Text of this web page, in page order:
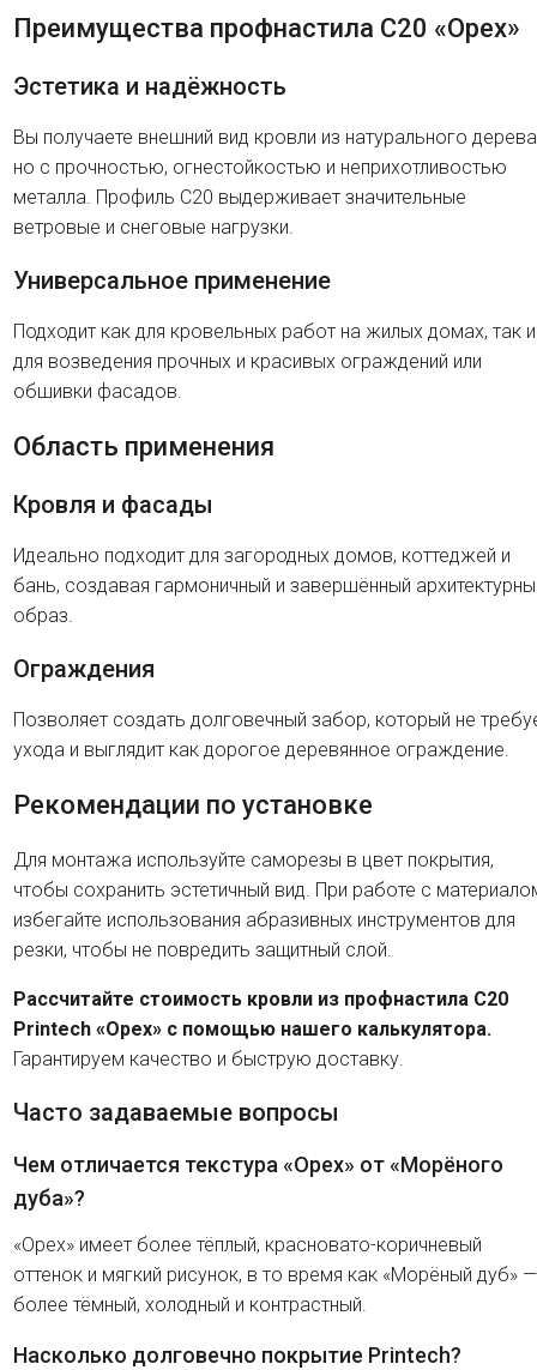
Преимущества профнастила C20 «Орех»
Эстетика и надёжность
Вы получаете внешний вид кровли из натурального
но с прочностью, огнестойкостью и неприхотливостью
металла. Профиль C20 выдерживает значительные
ветровые и снеговые нагрузки.
Универсальное применение
Подходит как для кровельных работ на жилых домах, так и
для возведения прочных и красивых ограждений или
обшивки фасадов.
Область применения
Кровля и фасады
Идеально подходит для загородных домов, коттеджей и
бань, создавая гармоничный и завершённый
образ.
Ограждения
Позволяет создать долговечный забор, который не
ухода и выглядит как дорогое деревянное ограждение.
Рекомендации по установке
Для монтажа используйте саморезы в цвет покрытия,
чтобы сохранить эстетичный вид. При работе с
избегайте использования абразивных инструментов для
резки, чтобы не повредить защитный слой.
Рассчитайте стоимость кровли из профнастила C20
Printech «Орех» с помощью нашего калькулятора.
Гарантируем качество и быструю доставку.
Часто задаваемые вопросы
Чем отличается текстура «Орех» от «Морёного
дуба»?
«Орех» имеет более тёплый, красновато-коричневый
оттенок и мягкий рисунок, в то время как «Морёный дуб» —
более тёмный, холодный и контрастный.
Насколько долговечно покрытие Printech?